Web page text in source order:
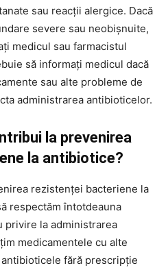
sau reacții alergice. Dacă
severe sau neobișnuite,
medicul sau farmacistul
să informați medicul dacă
sau alte probleme de
administrarea antibioticelor.
la prevenirea
la antibiotice?
rezistenței bacteriene la
respectăm întotdeauna
privire la administrarea
medicamentele cu alte
fără prescripție